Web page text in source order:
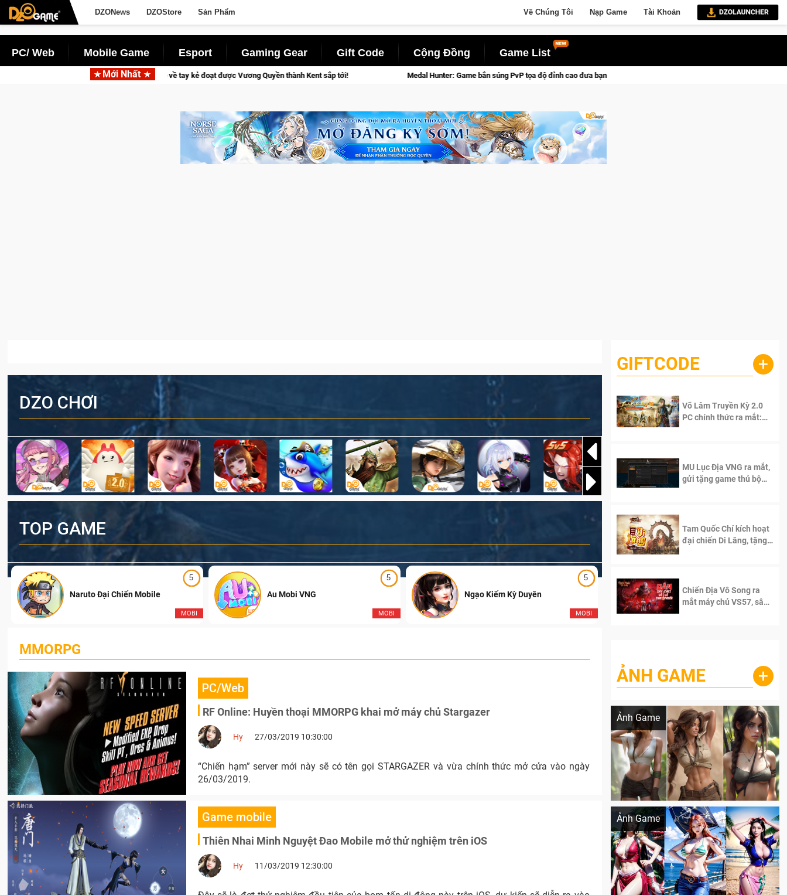
DZONews DZOStore Sản Phẩm Về Chúng Tôi Nạp Game Tài Khoản
PC/ Web Mobile Game Esport Gaming Gear Gift Code Cộng Đồng Game List
Mới Nhất
tài phú sẽ về tay kẻ đoạt được Vương Quyền thành Kent sắp tới! Medal Hunter: Game bắn súng PvP tọa độ đỉnh cao đưa bạn vào các chiến dịch lịch sử khốc liệt
DZO CHƠI
TOP GAME
5
MOBI
Naruto Đại Chiến Mobile
5
MOBI
Au Mobi VNG
5
MOBI
Ngạo Kiếm Kỳ Duyên Ngạo Thiên Mobile
MMORPG
PC/Web
RF Online: Huyền thoại MMORPG khai mở máy chủ Stargazer
Hy 27/03/2019 10:30:00
“Chiến hạm” server mới này sẽ có tên gọi STARGAZER và vừa chính thức mở cửa vào ngày
26/03/2019.
Game mobile
Thiên Nhai Minh Nguyệt Đao Mobile mở thử nghiệm trên iOS
Hy 11/03/2019 12:30:00
GIFTCODE +
Võ Lâm Truyền Kỳ 2.0
PC chính thức ra mắt:
MU Lục Địa VNG ra mắt,
gửi tặng game thủ bộ
Tam Quốc Chí kích hoạt
đại chiến Di Lăng, tặng
Chiến Địa Vô Song ra
mắt máy chủ VS57, sân
ẢNH GAME +
Ảnh Game
Lala Croft vừa nóng vừa xinh dưới nét vẽ
Ảnh Game
Khi AI Cosplay gái đẹp One Piece